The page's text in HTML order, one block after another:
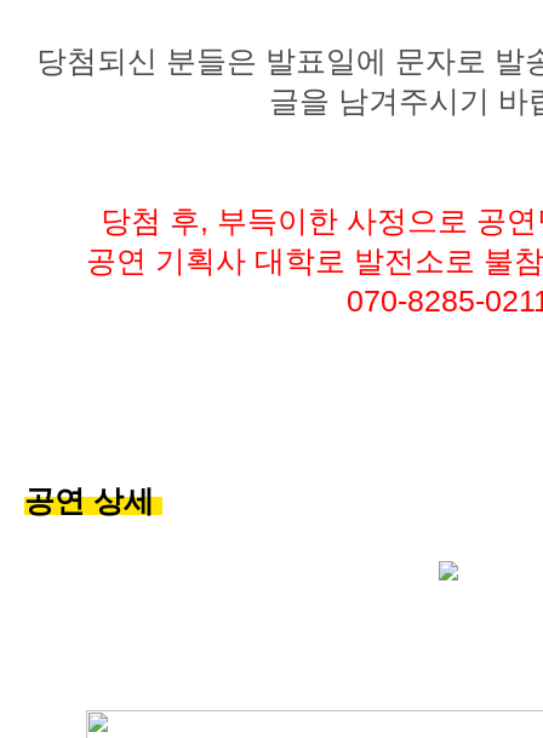
당첨되신 분들은 발표일에 문자로 발
글을 남겨주시기 바
당첨 후, 부득이한 사정으로 공
공연 기획사 대학로 발전소로 불
070-8285-
공연 상세